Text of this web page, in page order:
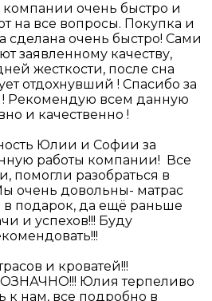
очень быстро и
на все вопросы. Покупка и
сделана очень быстро! Сами
заявленному качеству,
жесткости, после сна
отдохнувший ! Спасибо за
! Рекомендую всем данную
и качественно !
Юлии и Софии за
работы компании! Все
помогли разобраться в
очень довольны- матрас
подарок, да ещё раньше
и успехов!!! Буду
и кроватей!!!
Юлия терпеливо
к нам, все подробно в